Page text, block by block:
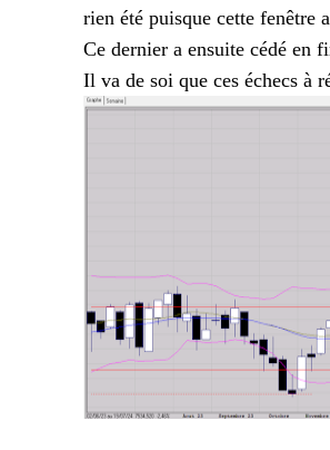
rien été puisque cette fenêtre
Ce dernier a ensuite cédé en
Il va de soi que ces échecs à